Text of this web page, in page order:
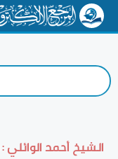
الشيخ أحمد الوائلي :